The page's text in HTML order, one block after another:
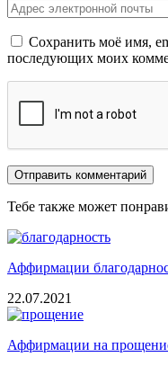
Сохранить моё имя,
последующих моих
Тебе также может
Аффирмации
22.07.2021
Аффирмации на